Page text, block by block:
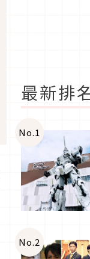
最新排
No.1
No.2